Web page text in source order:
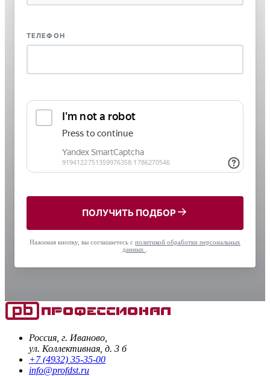
ТЕЛЕФОН
ПОЛУЧИТЬ ПОДБОР
Нажимая кнопку, вы соглашаетесь с политикой обработки персональных
данных
Россия, г. Иваново,
ул. Коллективная, д. 3 б
+7 (4932) 35-35-00
info@profdst.ru